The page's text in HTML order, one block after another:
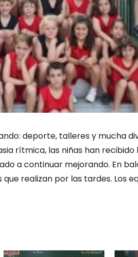
deporte, talleres y mucha
rítmica, las niñas han recibido
a continuar mejorando. En
realizan por las tardes. Los